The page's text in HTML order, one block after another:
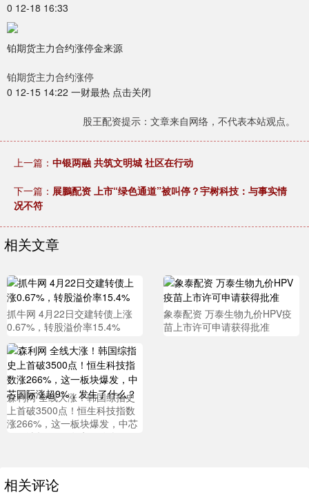
0 12-18 16:33
铂期货主力合约涨停金来源
铂期货主力合约涨停
0 12-15 14:22 一财最热 点击关闭
股王配资提示：文章来自网络，不代表本站观点。
上一篇： 中银两融 共筑文明城 社区在行动
下一篇： 展鵬配资 上市“绿色通道”被叫停？宇树科技：与事实情
况不符
相关文章
抓牛网 4月22日交建转债上涨
0.67%，转股溢价率15.4%
象泰配资 万泰生物九价HPV疫
苗上市许可申请获得批准
森利网 全线大涨！韩国综指史
上首破3500点！恒生科技指数
涨266%，这一板块爆发，中芯
国际涨超9%，发生了什么？
相关评论